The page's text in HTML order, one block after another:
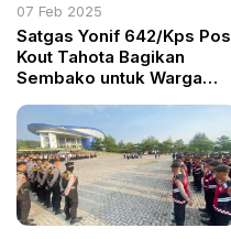
07 Feb 2025
Satgas Yonif 642/Kps Pos
Kout Tahota Bagikan
Sembako untuk Warga
Barat